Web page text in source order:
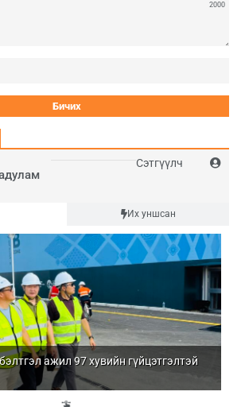
Сэтгүүлч
Их уншсан
ажил 97 хувийн гүйцэтгэлтэй
2000